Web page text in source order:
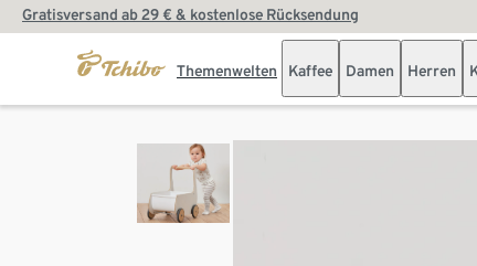
Gratisversand ab 29 € & kostenlose Rücksendung
Themenwelten Kaffee Damen Herren